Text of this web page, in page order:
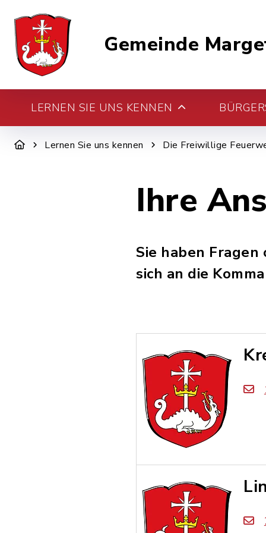
Gemeinde
LERNEN SIE UNS KENNEN
Lernen Sie uns kennen Die Freiwillige
Ihre
Sie haben
sich an die